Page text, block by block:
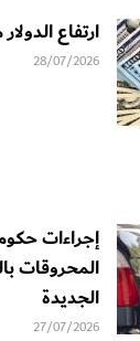
ارتفاع
28/07/2026
إجراءات
المحروقات
الجديدة
27/07/2026